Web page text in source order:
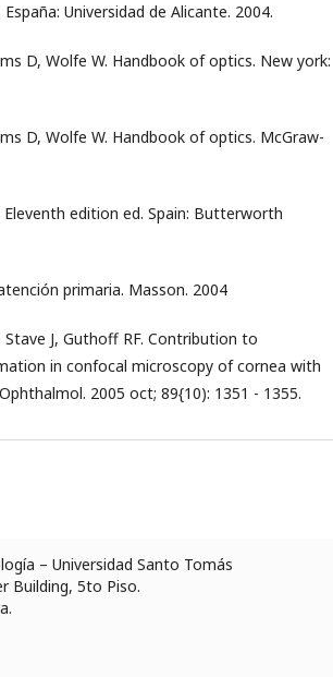
Universidad de Alicante. 2004.
D, Wolfe W. Handbook of optics. New york:
D, Wolfe W. Handbook of optics. McGraw-
Eleventh edition ed. Spain: Butterworth
primaria. Masson. 2004
J, Guthoff RF. Contribution to
in confocal microscopy of cornea with
2005 oct; 89{10): 1351 - 1355.
– Universidad Santo Tomás
Building, 5to Piso.